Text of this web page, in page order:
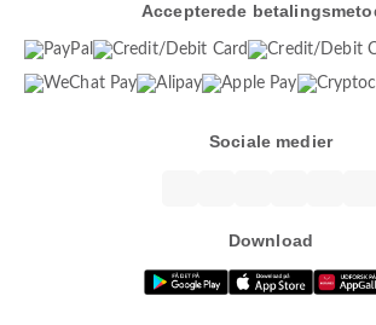
Accepterede
Sociale medier
Download